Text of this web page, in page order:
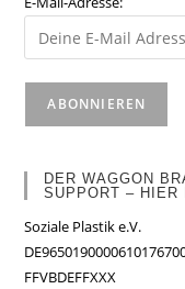
DER WAGGON
SUPPORT – HIER
Soziale Plastik e.V.
FFVBDEFFXXX